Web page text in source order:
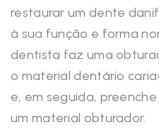
restaurar um dente
à sua função e forma
dentista faz uma
o material dentário
e, em seguida,
um material obturador.